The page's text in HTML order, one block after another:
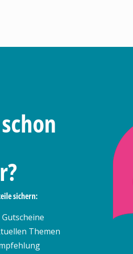
sichern:
Themen